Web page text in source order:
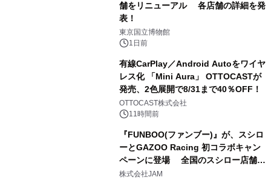
舗をリニューアル 各店舗の詳細を発
表！
東京国立博物館
1日前
有線CarPlay／Android Autoをワイヤ
レス化 「Mini Aura」 OTTOCASTが
発売、2色展開で8/31まで40％OFF！
OTTOCAST株式会社
11時間前
『FUNBOO(ファンブー)』が、スシロ
ーとGAZOO Racing 初コラボキャン
ペーンに登場 全国のスシロー店舗で
GR 4車種の FUNBOO(ミニカー)付き
株式会社JAM